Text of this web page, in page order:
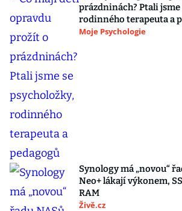
prázdninách? Ptali jsme
rodinného terapeuta a
Moje Psychologie
Synology má „novou“
Neo+ lákají výkonem,
RAM
Živě.cz